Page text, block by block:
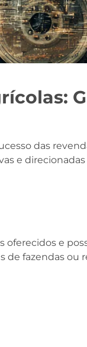
das
e direcionadas
oferecidos e
de fazendas ou